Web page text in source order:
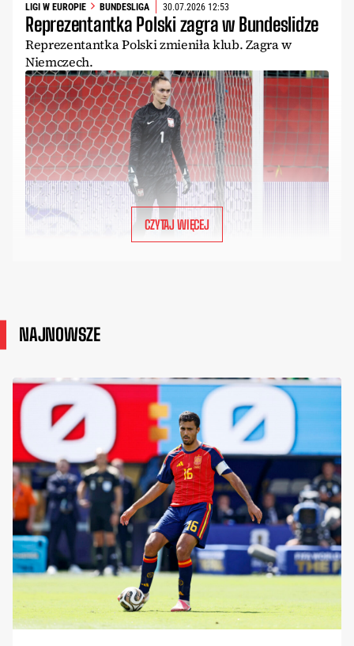
LIGI W EUROPIE BUNDESLIGA 30.07.2026 12:53
Reprezentantka Polski zagra w Bundeslidze
Reprezentantka Polski zmieniła klub. Zagra w
Niemczech.
CZYTAJ WIĘCEJ
NAJNOWSZE